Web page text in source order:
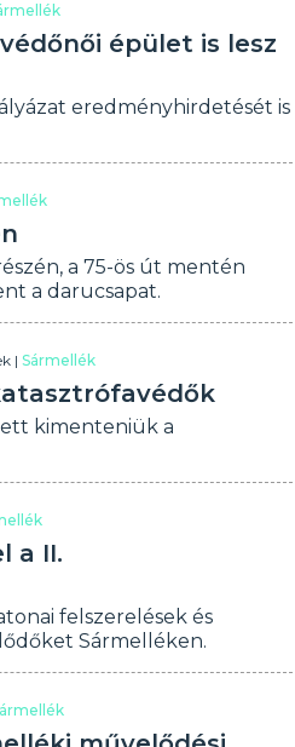
épület is lesz
eredményhirdetését is
a 75-ös út mentén
a darucsapat.
|Sármellék
kimenteniük a
a II.
felszerelések és
Sármelléken.